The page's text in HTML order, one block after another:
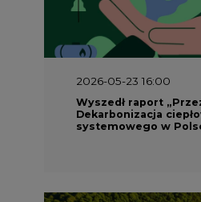
2026-05-23 16:00
Wyszedł raport
Dekarbonizacja
systemowego w